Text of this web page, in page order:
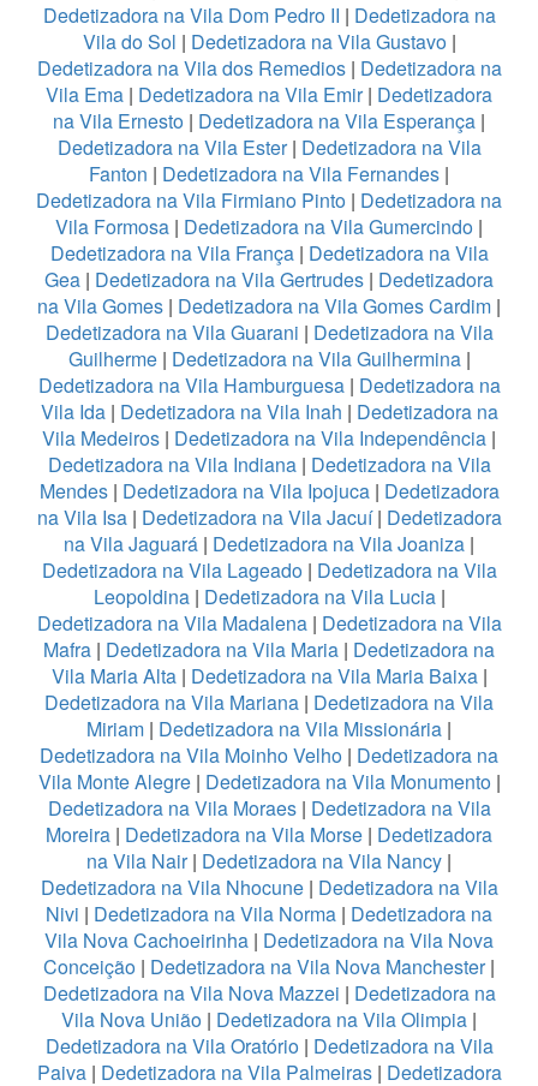
Dedetizadora na Vila Dom Pedro II | Dedetizadora na
Vila do Sol | Dedetizadora na Vila Gustavo|
Dedetizadora na Vila dos Remedios| Dedetizadora na
Vila Ema | Dedetizadora na Vila Emir| Dedetizadora
na Vila Ernesto | Dedetizadora na Vila Esperança |
Dedetizadora na Vila Ester| Dedetizadora na Vila
Fanton | Dedetizadora na Vila Fernandes |
Dedetizadora na Vila Firmiano Pinto | Dedetizadora na
Vila Formosa | Dedetizadora na Vila Gumercindo |
Dedetizadora na Vila França| Dedetizadora na Vila
Gea | Dedetizadora na Vila Gertrudes | Dedetizadora
na Vila Gomes | Dedetizadora na Vila Gomes Cardim |
Dedetizadora na Vila Guarani | Dedetizadora na Vila
Guilherme| Dedetizadora na Vila Guilhermina|
Dedetizadora na Vila Hamburguesa| Dedetizadora na
Vila Ida| Dedetizadora na Vila Inah | Dedetizadora na
Vila Medeiros | Dedetizadora na Vila Independência |
Dedetizadora na Vila Indiana| Dedetizadora na Vila
Mendes| Dedetizadora na Vila Ipojuca| Dedetizadora
na Vila Isa| Dedetizadora na Vila Jacuí| Dedetizadora
na Vila Jaguará | Dedetizadora na Vila Joaniza |
Dedetizadora na Vila Lageado| Dedetizadora na Vila
Leopoldina| Dedetizadora na Vila Lucia|
Dedetizadora na Vila Madalena| Dedetizadora na Vila
Mafra | Dedetizadora na Vila Maria | Dedetizadora na
Vila Maria Alta| Dedetizadora na Vila Maria Baixa|
Dedetizadora na Vila Mariana | Dedetizadora na Vila
Miriam | Dedetizadora na Vila Missionária |
Dedetizadora na Vila Moinho Velho | Dedetizadora na
Vila Monte Alegre| Dedetizadora na Vila Monumento|
Dedetizadora na Vila Moraes| Dedetizadora na Vila
Moreira | Dedetizadora na Vila Morse | Dedetizadora
na Vila Nair| Dedetizadora na Vila Nancy |
Dedetizadora na Vila Nhocune| Dedetizadora na Vila
Nivi | Dedetizadora na Vila Norma | Dedetizadora na
Vila Nova Cachoeirinha | Dedetizadora na Vila Nova
Conceição | Dedetizadora na Vila Nova Manchester|
Dedetizadora na Vila Nova Mazzei | Dedetizadora na
Vila Nova União | Dedetizadora na Vila Olimpia |
Dedetizadora na Vila Oratório| Dedetizadora na Vila
Paiva| Dedetizadora na Vila Palmeiras| Dedetizadora